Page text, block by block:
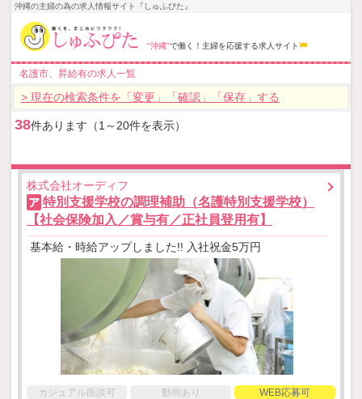
沖縄の主婦の為の求人情報サイト『しゅふぴた』
"沖縄"で働く！主婦を応援する求人サイト
名護市、昇給有の求人一覧
> 現在の検索条件を「変更」「確認」「保存」する
38件あります（1～20件を表示）
株式会社オーディフ
ア 特別支援学校の調理補助（名護特別支援学校）
【社会保険加入／賞与有／正社員登用有】
基本給・時給アップしました!! 入社祝金5万円
カジュアル面談可 動画あり WEB応募可